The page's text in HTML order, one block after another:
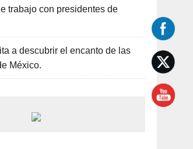
trabajo con presidentes de
a descubrir el encanto de las
México.